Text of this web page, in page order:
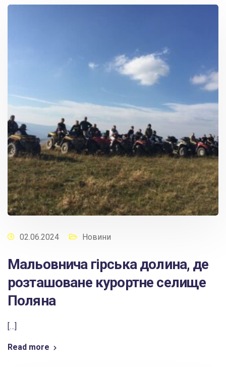
02.06.2024 Новини
Мальовнича гірська долина, де
розташоване курортне селище
Поляна
[…]
Read more